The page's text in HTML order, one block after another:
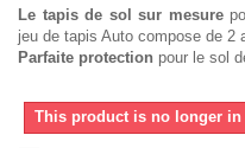
Le tapis de sol sur mesure
jeu de tapis Auto compose de 2
Parfaite protection pour le sol
This product is no longer in